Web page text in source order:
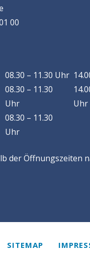
00
MACHMITTAG
08.30 – 11.30 Uhr
08.30 – 11.30
Uhr
Uhr
08.30 – 11.30
Uhr
der Öffnungszeiten
SITEMAP